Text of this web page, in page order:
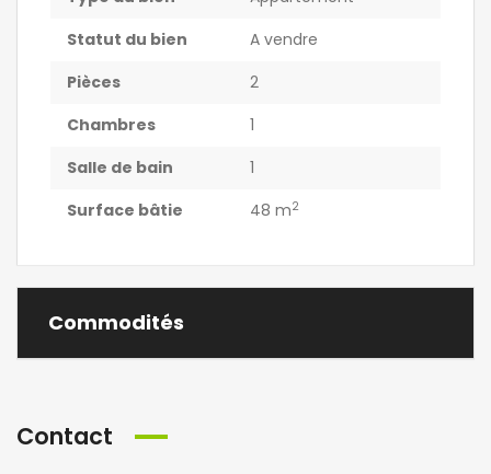
Statut du bien
A vendre
Pièces
2
Chambres
1
Salle de bain
1
Surface bâtie
48 m2
Commodités
Contact